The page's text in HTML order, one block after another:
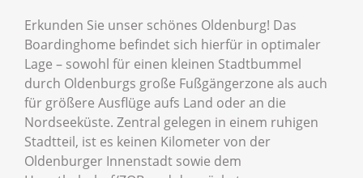
Erkunden Sie unser schönes Oldenburg! Das
Boardinghome befindet sich hierfür in optimaler
Lage – sowohl für einen kleinen Stadtbummel
durch Oldenburgs große Fußgängerzone als auch
für größere Ausflüge aufs Land oder an die
Nordseeküste. Zentral gelegen in einem ruhigen
Stadtteil, ist es keinen Kilometer von der
Oldenburger Innenstadt sowie dem